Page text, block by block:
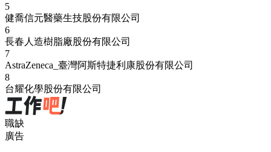
5
健喬信元醫藥生技股份有限公司
6
長春人造樹脂廠股份有限公司
7
AstraZeneca_臺灣阿斯特捷利康股份有限公司
8
台耀化學股份有限公司
職缺
廣告